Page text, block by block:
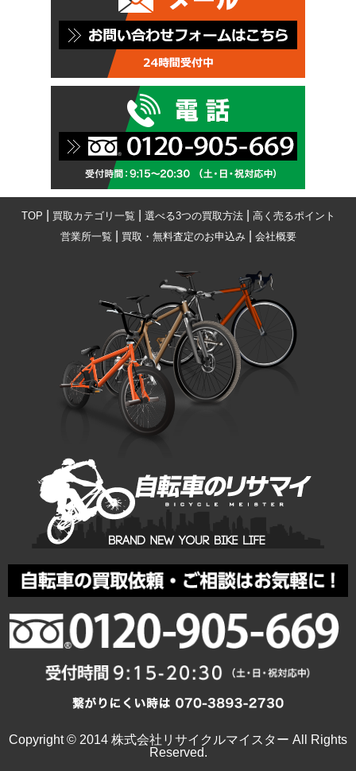
TOP 買取カテゴリ一覧 選べる3つの買取方法| 高く売るポイント
営業所一覧
買取・無料査定のお申込み| 会社概要
Copyright © 2014 株式会社リサイクルマイスター All Rights
Reserved.